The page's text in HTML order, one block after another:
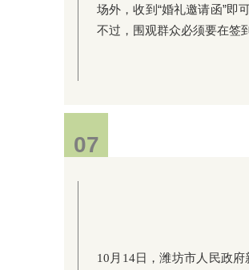
场外，收到“婚礼邀请函”即
不过，围观群众必须要在签
07
10月14日，潍坊市人民政